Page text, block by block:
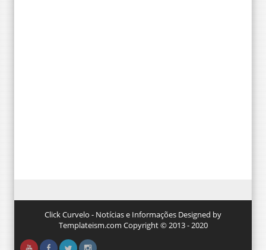
Click Curvelo - Notícias e Informações Designed by
Templateism.com Copyright © 2013 - 2020